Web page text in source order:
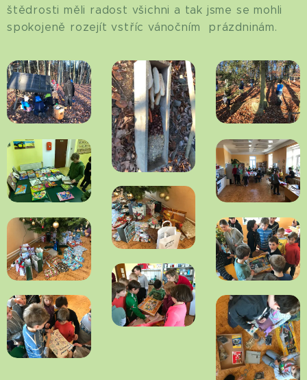
štědrosti měli radost všichni a tak jsme se mohli
spokojeně rozejít vstříc vánočním prázdninám.